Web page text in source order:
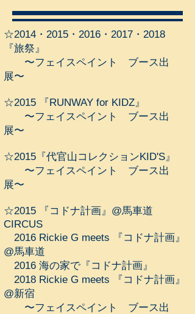
☆2014・2015・2016・2017・2018
『旅祭』
〜フェイスペイント ブース出
展〜
​☆2015 『RUNWAY for KIDZ』
〜フェイスペイント ブース出
展〜
☆2015『代官山コレクションKID'S』
〜フェイスペイント ブース出
展〜
☆2015 『コドナ計画』@馬車道
CIRCUS
2016 Rickie G meets
『コドナ計画』
@馬車道
2016 海の家で『コドナ計画』
2018 Rickie G meets
『コドナ計画』
@新宿
〜フェイスペイント ブース出